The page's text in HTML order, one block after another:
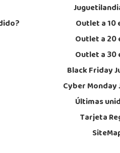
C/ Torres de
28984, Parla
Localizar Tienda
Outlet a 10
Outlet a 20
Outlet a 30
Black Friday
Cyber
Últimas
Tarjeta